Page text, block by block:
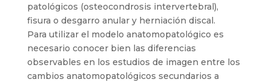
patológicos (osteocondrosis intervertebral),
fisura o desgarro anular y herniación discal.
Para utilizar el modelo anatomopatológico es
necesario conocer bien las diferencias
observables en los estudios de imagen entre los
cambios anatomopatológicos secundarios a